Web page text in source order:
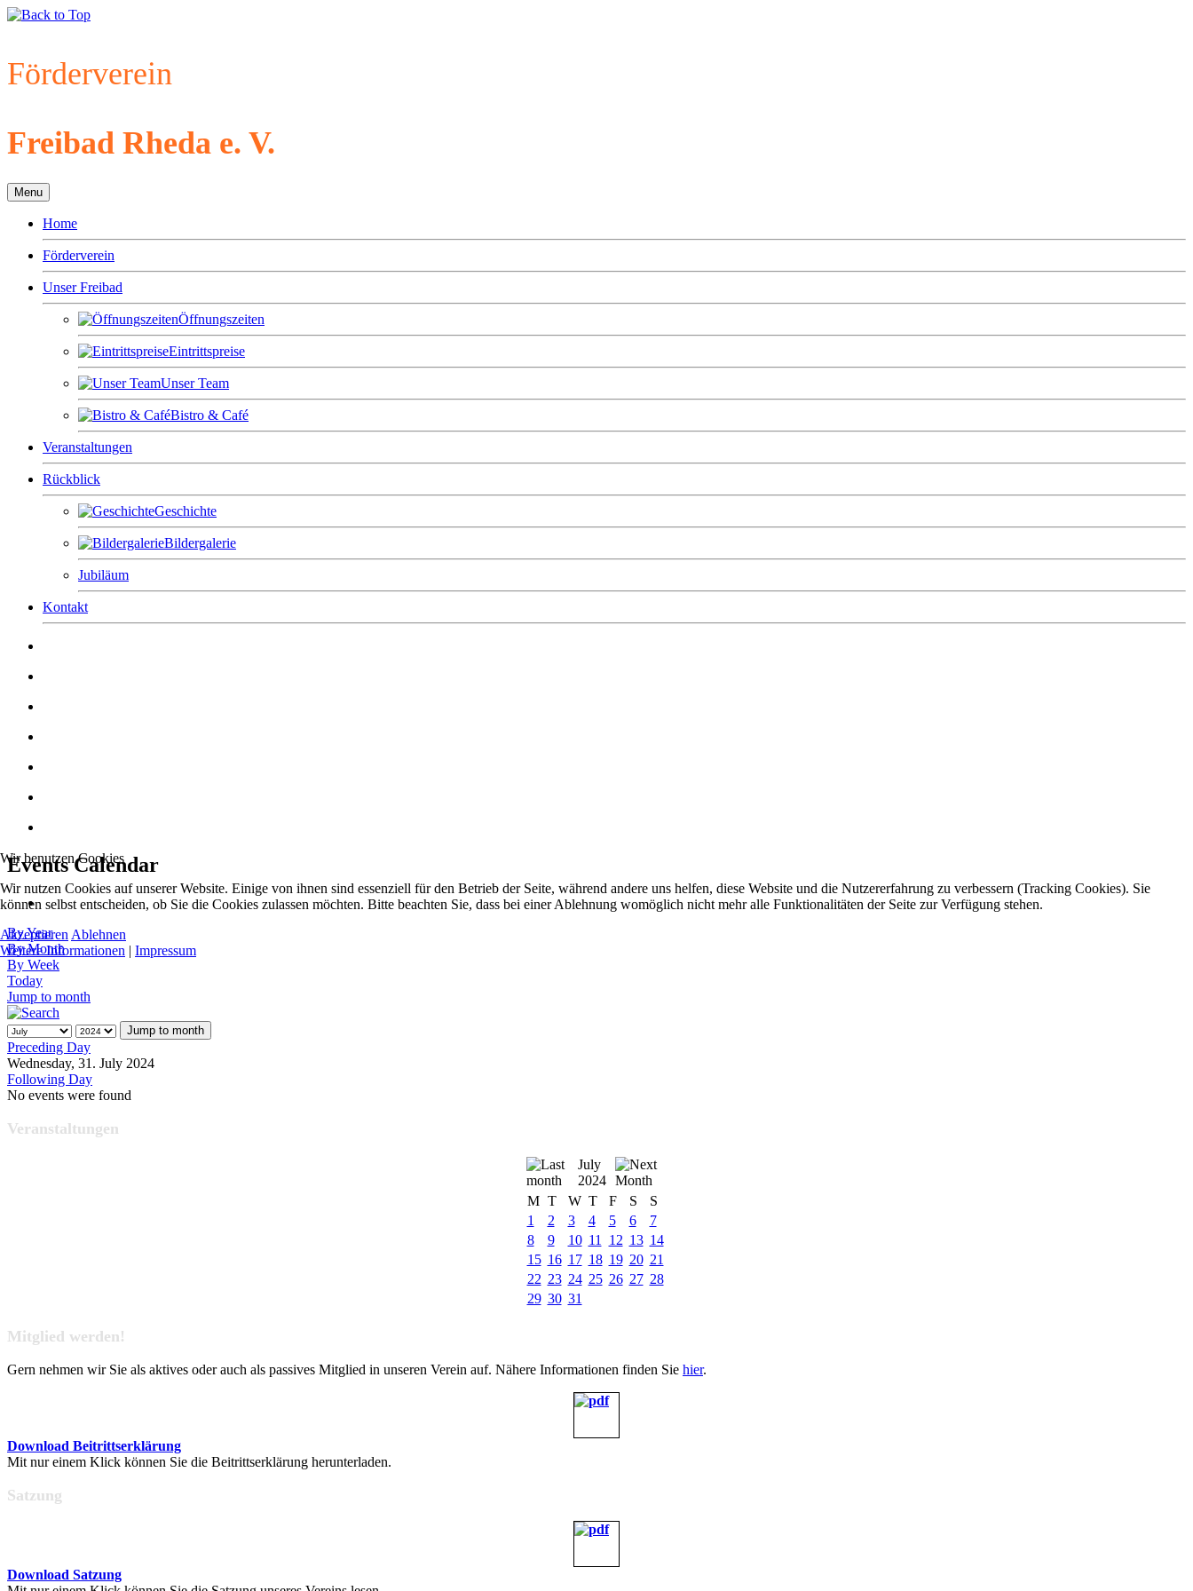
Förderverein
Freibad Rheda e. V.
Menu
Home
Förderverein
Unser Freibad
Öffnungszeiten
Eintrittspreise
Unser Team
Bistro & Café
Veranstaltungen
Rückblick
Geschichte
Bildergalerie
Jubiläum
Kontakt
Events Calendar
By Year
By Month
By Week
Today
Jump to month
Jump to month
Preceding Day
Wednesday, 31. July 2024
Following Day
No events were found
Veranstaltungen
July
2024
M T W T F S
S
1
2 3 4 5 6
7
8
9 10 11 12 13 14
15 16 17 18 19 20 21
22 23 24 25 26 27 28
29 30 31
Mitglied werden!
Gern nehmen wir Sie als aktives oder auch als passives Mitglied in unseren Verein auf. Nähere Informationen finden Sie hier.
Download Beitrittserklärung
Mit nur einem Klick können Sie die Beitrittserklärung herunterladen.
Satzung
Download Satzung
Wir benutzen Cookies
Wir nutzen Cookies auf unserer Website. Einige von ihnen sind essenziell für den Betrieb der Seite, während andere uns helfen, diese Website und die Nutzererfahrung zu verbessern (Tracking Cookies). Sie
können selbst entscheiden, ob Sie die Cookies zulassen möchten. Bitte beachten Sie, dass bei einer Ablehnung womöglich nicht mehr alle Funktionalitäten der Seite zur Verfügung stehen.
Akzeptieren Ablehnen
Weitere Informationen | Impressum